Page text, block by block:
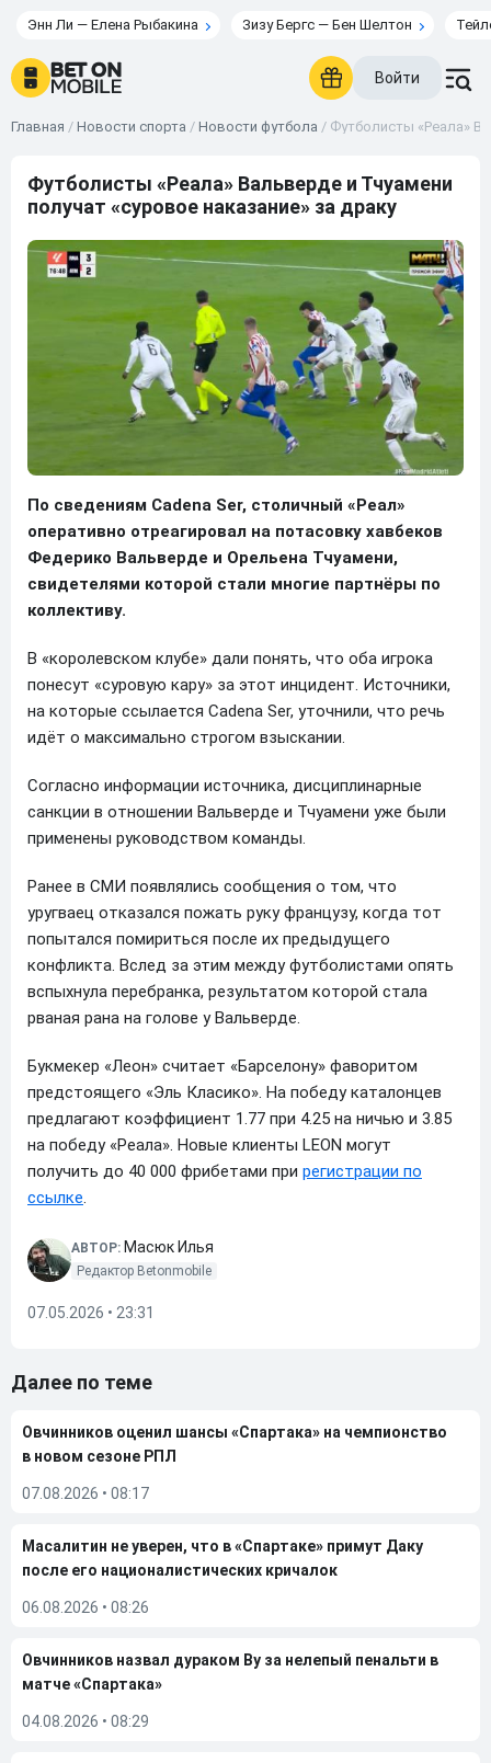
Энн Ли — Елена Рыбакина Зизу Бергс — Бен Шелтон
Войти
Главная / Новости спорта / Новости футбола / Футболисты «Реала»
Футболисты «Реала» Вальверде и Тчуамени
получат «суровое наказание» за драку
По сведениям Cadena Ser, столичный «Реал»
оперативно отреагировал на потасовку хавбеков
Федерико Вальверде и Орельена Тчуамени,
свидетелями которой стали многие партнёры по
коллективу.
В «королевском клубе» дали понять, что оба игрока
понесут «суровую кару» за этот инцидент. Источники,
на которые ссылается Cadena Ser, уточнили, что речь
идёт о максимально строгом взыскании.
Согласно информации источника, дисциплинарные
санкции в отношении Вальверде и Тчуамени уже были
применены руководством команды.
Ранее в СМИ появлялись сообщения о том, что
уругваец отказался пожать руку французу, когда тот
попытался помириться после их предыдущего
конфликта. Вслед за этим между футболистами опять
вспыхнула перебранка, результатом которой стала
рваная рана на голове у Вальверде.
Букмекер «Леон» считает «Барселону» фаворитом
предстоящего «Эль Класико». На победу каталонцев
предлагают коэффициент 1.77 при 4.25 на ничью и 3.85
на победу «Реала». Новые клиенты LEON могут
получить до 40 000 фрибетами при регистрации по
ссылке.
АВТОР: Масюк Илья
Редактор Betonmobile
07.05.2026 • 23:31
Далее по теме
Овчинников оценил шансы «Спартака» на чемпионство
в новом сезоне РПЛ
07.08.2026 • 08:17
Масалитин не уверен, что в «Спартаке» примут Даку
после его националистических кричалок
06.08.2026 • 08:26
Овчинников назвал дураком Ву за нелепый пенальти в
матче «Спартака»
04.08.2026 • 08:29